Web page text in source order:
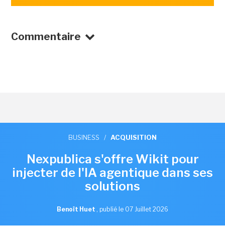
Commentaire
BUSINESS / ACQUISITION
Nexpublica s'offre Wikit pour
injecter de l'IA agentique dans ses
solutions
Benoît Huet , publié le 07 Juillet 2026